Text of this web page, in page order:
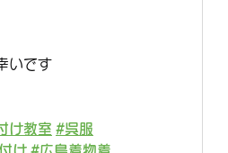
いです
け教室 #呉服